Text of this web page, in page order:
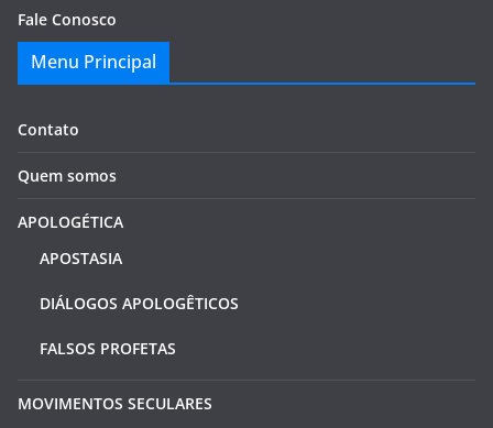
Fale Conosco
Menu Principal
Contato
Quem somos
APOLOGÉTICA
APOSTASIA
DIÁLOGOS APOLOGÊTICOS
FALSOS PROFETAS
MOVIMENTOS SECULARES